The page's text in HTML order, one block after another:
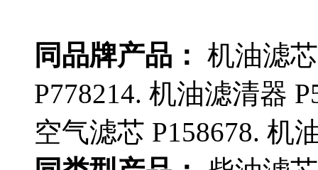
同品牌产品： 机油滤
P778214. 机油滤清器
空气滤芯 P158678. 机